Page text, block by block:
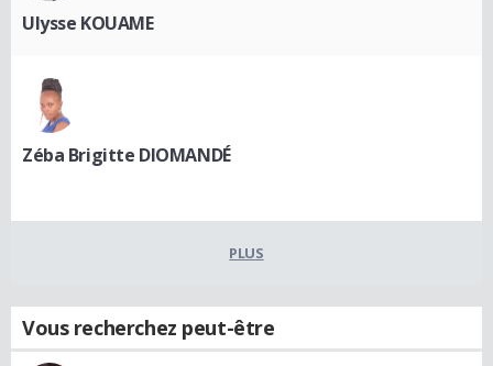
Ulysse KOUAME
Zéba Brigitte DIOMANDÉ
PLUS
Vous recherchez peut-être